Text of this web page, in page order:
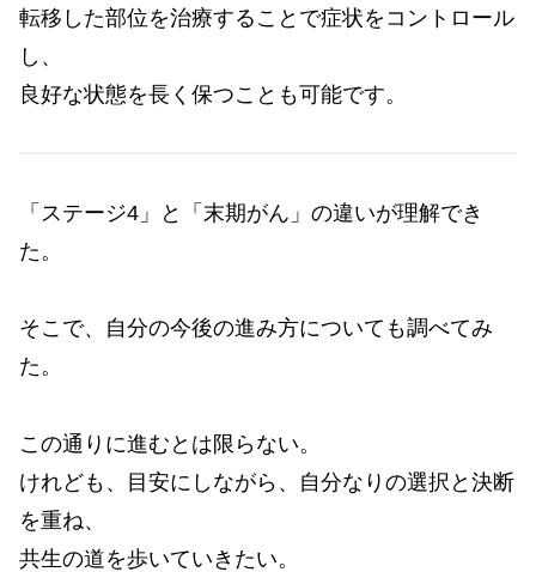
転移した部位を治療することで症状をコントロール
し、
良好な状態を長く保つことも可能です。
「ステージ4」と「末期がん」の違いが理解でき
た。
そこで、自分の今後の進み方についても調べてみ
た。
この通りに進むとは限らない。
けれども、目安にしながら、自分なりの選択と決断
を重ね、
共生の道を歩いていきたい。